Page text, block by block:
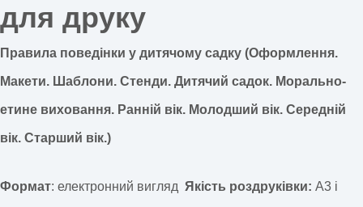
для друку
Правила поведінки у дитячому садку (Оформлення.
Макети. Шаблони. Стенди. Дитячий садок. Морально-
етине виховання. Ранній вік. Молодший вік. Середній
вік. Старший вік.)
Формат: електронний вигляд Якість роздруківки: А3 і